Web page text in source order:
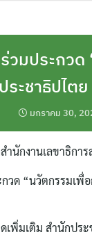
วมประกว
ะชาธิปไตย
มกราคม 30,
นักงานเลขาธิกา
วด “นวัตกรรมเ
เพิ่มเติม สำนักปร